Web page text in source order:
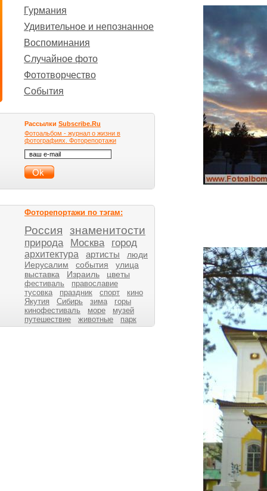
Гурмания
Удивительное и непознанное
Воспоминания
Случайное фото
Фототворчество
События
Рассылки Subscribe.Ru
Фотоальбом - журнал о жизни в
фотографиях. Фоторепортажи
Фоторепортажи по тэгам:
Россия знаменитости
природа Москва город
архитектура артисты
люди
Иерусалим
события
улица
выставка
Израиль цветы
фестиваль
православие
тусовка
праздник спорт
кино
Якутия
Сибирь зима
горы
кинофестиваль
море
музей
путешествие
животные парк